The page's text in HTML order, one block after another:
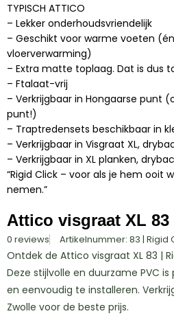
TYPISCH ATTICO
– Lekker onderhoudsvriendelijk
– Geschikt voor warme voeten
vloerverwarming)
– Extra matte toplaag. Dat is dus
– Ftalaat-vrij
– Verkrijgbaar in Hongaarse punt
punt!)
– Traptredensets beschikbaar in
– Verkrijgbaar in Visgraat XL,
– Verkrijgbaar in XL planken,
“Rigid Click – voor als je hem ooit
nemen.”
Attico visgraat XL
0 reviews Artikelnummer: 83 | Rigid
Ontdek de Attico visgraat XL 83 |
Deze stijlvolle en duurzame PVC
en eenvoudig te installeren.
Zwolle voor de beste prijs.